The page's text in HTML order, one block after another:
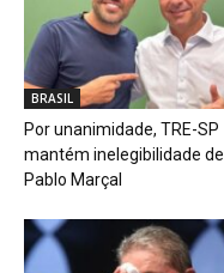
BRASIL
Por unanimidade, TRE-SP
mantém inelegibilidade de
Pablo Marçal